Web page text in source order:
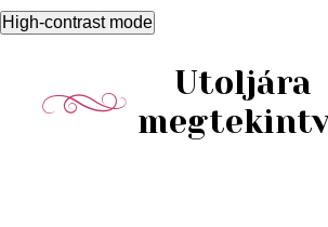
High-contrast mode
Utoljára